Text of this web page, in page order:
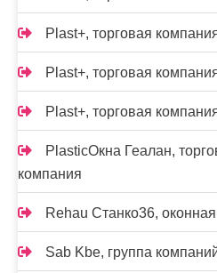
Plast+, торговая
Plast+, торговая
Plast+, торговая
PlasticОкна Геалан,
компания
Rehau Станко36,
Sab Kbe, группа